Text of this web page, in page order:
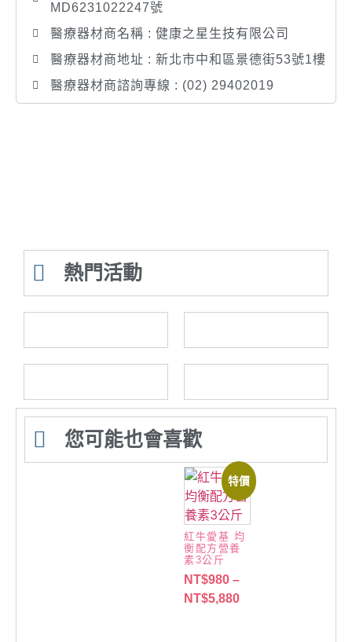
MD6231022247號
醫療器材商名稱 : 健康之星生技有限公司
醫療器材商地址 : 新北市中和區景德街53號1樓
醫療器材商諮詢專線 : (02) 29402019
熱門活動
您可能也會喜歡
特價
紅牛愛基 均
衡配方營養
素3公斤
NT$980 –
NT$5,880